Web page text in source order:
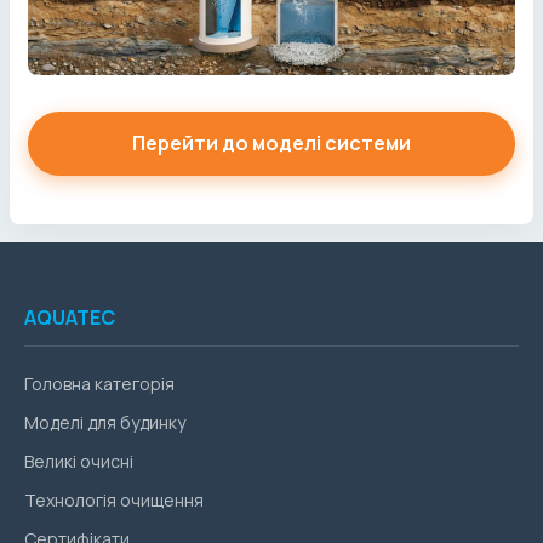
Перейти до моделі системи
AQUATEC
Головна категорія
Моделі для будинку
Великі очисні
Технологія очищення